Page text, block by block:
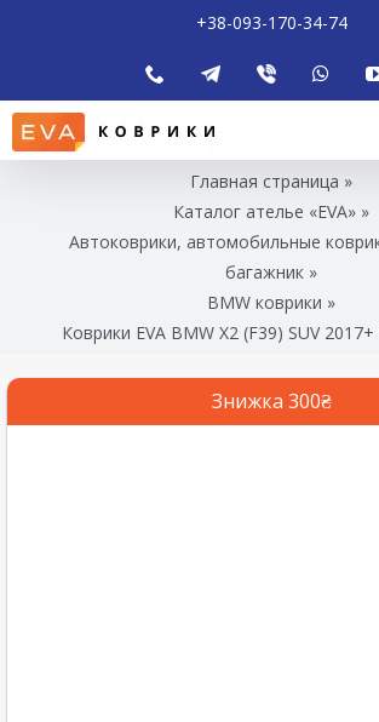
+38-093-170-34-74
Главная страница »
Каталог ателье «EVA» »
Автоковрики, автомобильные
багажник »
BMW коврики »
Коврики EVA BMW X2 (F39) SUV
Знижка 300₴